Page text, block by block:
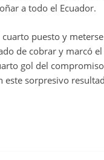
a todo el Ecuador.
puesto y
de cobrar y marcó
gol del
sorpresivo